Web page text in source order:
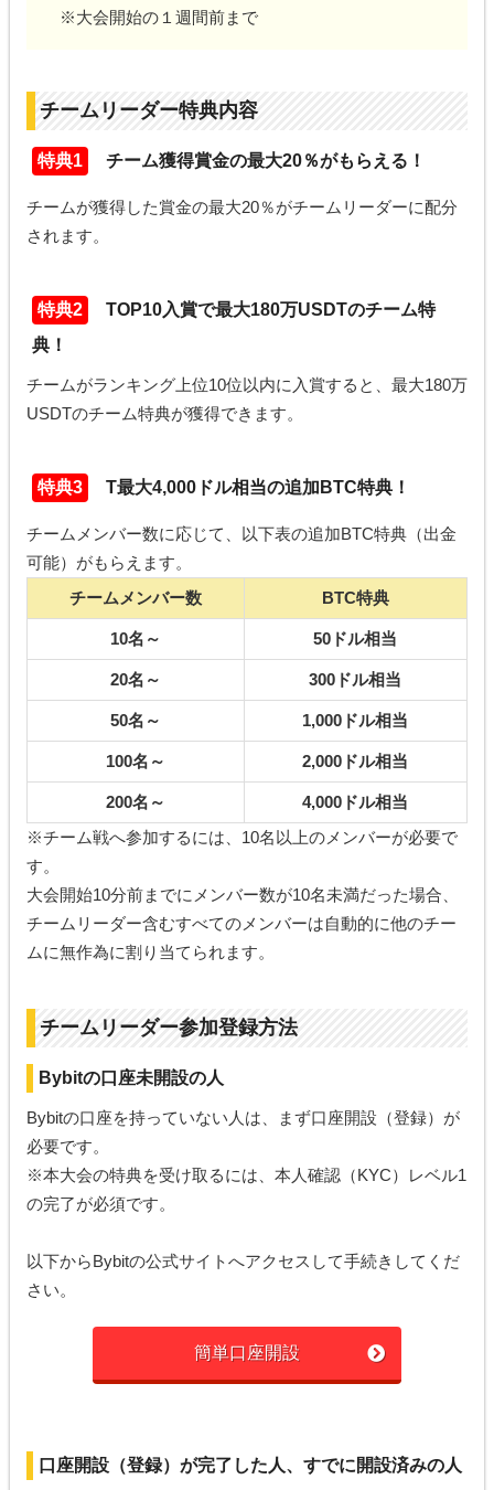
※大会開始の１週間前まで
チームリーダー特典内容
特典1 チーム獲得賞金の最大20％がもらえる！
チームが獲得した賞金の最大20％がチームリーダーに配分
されます。
特典2
TOP10入賞で最大180万USDTのチーム特
典！
チームがランキング上位10位以内に入賞すると、最大180万
USDTのチーム特典が獲得できます。
特典3 T最大4,000ドル相当の追加BTC特典！
チームメンバー数に応じて、以下表の追加BTC特典（出金
可能）がもらえます。
チームメンバー数
BTC特典
10名～ 50ドル相当
20名～ 300ドル相当
50名～ 1,000ドル相当
100名～ 2,000ドル相当
200名～
4,000ドル相当
※チーム戦へ参加するには、10名以上のメンバーが必要で
す。
大会開始10分前までにメンバー数が10名未満だった場合、
チームリーダー含むすべてのメンバーは自動的に他のチー
ムに無作為に割り当てられます。
チームリーダー参加登録方法
Bybitの口座未開設の人
Bybitの口座を持っていない人は、まず口座開設（登録）が
必要です。
※本大会の特典を受け取るには、本人確認（KYC）レベル1
の完了が必須です。
以下からBybitの公式サイトへアクセスして手続きしてくだ
さい。
簡単口座開設
口座開設（登録）が完了した人、すでに開設済みの人